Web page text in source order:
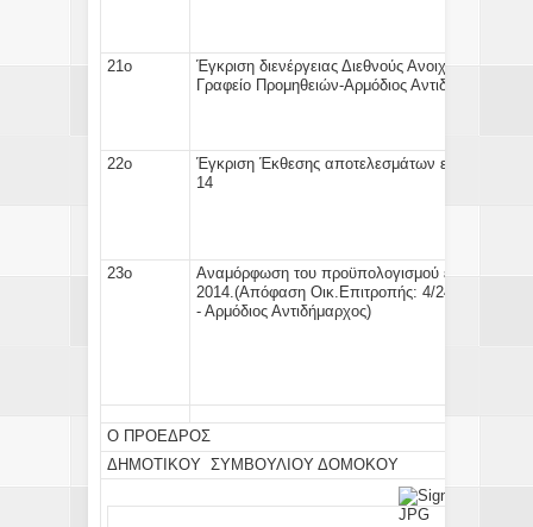
21ο
Έγκριση διενέργειας Διεθνούς Ανοιχτού
Γραφείο Προμηθειών-Αρμόδιος Αντιδήμαρχος)
22ο Έγκριση Έκθεσης αποτελεσμάτων εκτέλεσης
23ο Αναμόρφωση του προϋπολογισμού εσόδων και
2014.(Απόφαση Οικ.Επιτροπής: 4/24/24-3-
- Αρμόδιος Αντιδήμαρχος)
Ο ΠΡΟΕΔΡΟΣ
ΔΗΜΟΤΙΚΟΥ ΣΥΜΒΟΥΛΙΟΥ ΔΟΜΟΚΟΥ